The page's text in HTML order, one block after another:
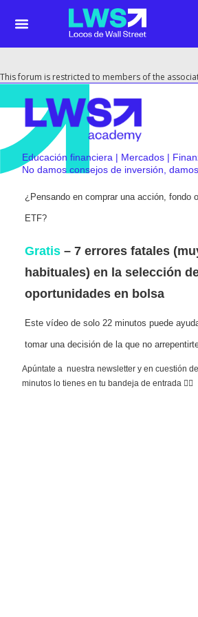
This forum is restricted to members of the
Educación financiera | Mercados |
No damos consejos de inversión,
¿Pensando en comprar una acción, fondo o
ETF?
Gratis – 7 errores fatales
habituales) en la selección
oportunidades en bolsa
Este vídeo de solo 22 minutos puede
tomar una decisión de la que no
Apúntate a nuestra newsletter y en cuestión de
minutos lo tienes en tu bandeja de entrada 👇🏻